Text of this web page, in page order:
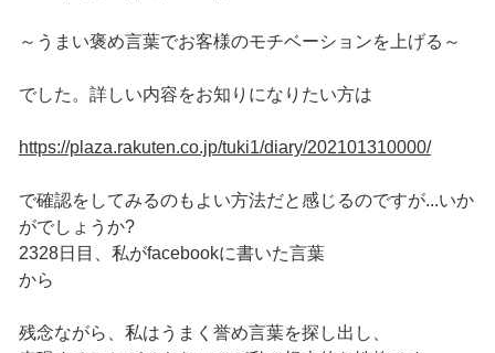
～うまい褒め言葉でお客様のモチベーションを上げる～
でした。詳しい内容をお知りになりたい方は
https://plaza.rakuten.co.jp/tuki1/diary/202101310000/
で確認をしてみるのもよい方法だと感じるのですが...いか
がでしょうか?
2328日目、私がfacebookに書いた言葉
から
残念ながら、私はうまく誉め言葉を探し出し、